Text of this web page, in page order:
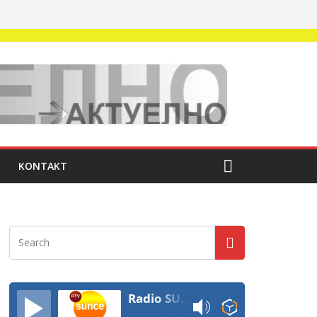
KONTAKT
Radio SUNCE